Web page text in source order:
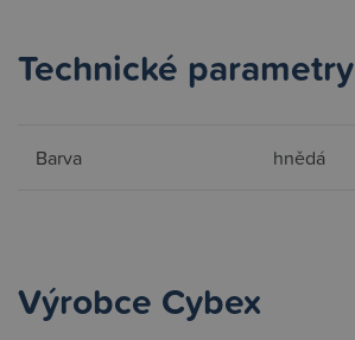
Technické parametry
Barva hnědá
Výrobce Cybex